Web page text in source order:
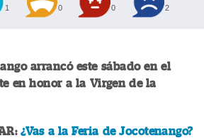
1 0 0 2
arrancó este sábado en el
en honor a la Virgen de la
¿Vas a la Feria de Jocotenango?